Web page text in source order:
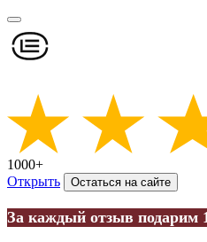
1000+
Открыть
Остаться на сайте
За каждый отзыв подарим